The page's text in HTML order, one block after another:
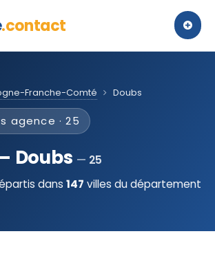
.contact
Franche-Comté Doubs
agence · 25
Doubs
25
dans 147 villes du département